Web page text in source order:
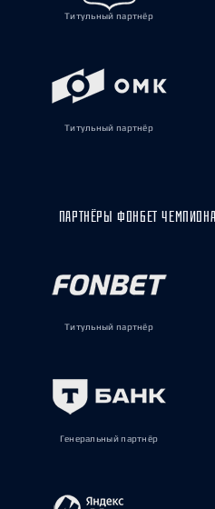
Титульный партнёр
Титульный партнёр
ПАРТНЁРЫ ФОНБЕТ
Титульный партнёр
Генеральный партнёр